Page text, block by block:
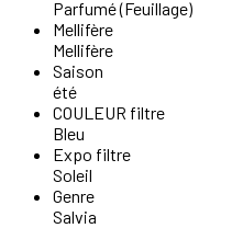
Parfumé (Feuillage)
Mellifère
Mellifère
Saison
été
COULEUR filtre
Bleu
Expo filtre
Soleil
Genre
Salvia